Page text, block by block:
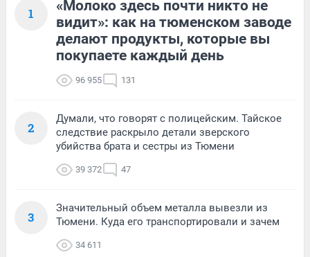
1
«Молоко здесь почти никто не
видит»: как на тюменском заводе
делают продукты, которые вы
покупаете каждый день
96 955 131
2
Думали, что говорят с полицейским. Тайское
следствие раскрыло детали зверского
убийства брата и сестры из Тюмени
39 372 47
3
Значительный объем металла вывезли из
Тюмени. Куда его транспортировали и зачем
34 611